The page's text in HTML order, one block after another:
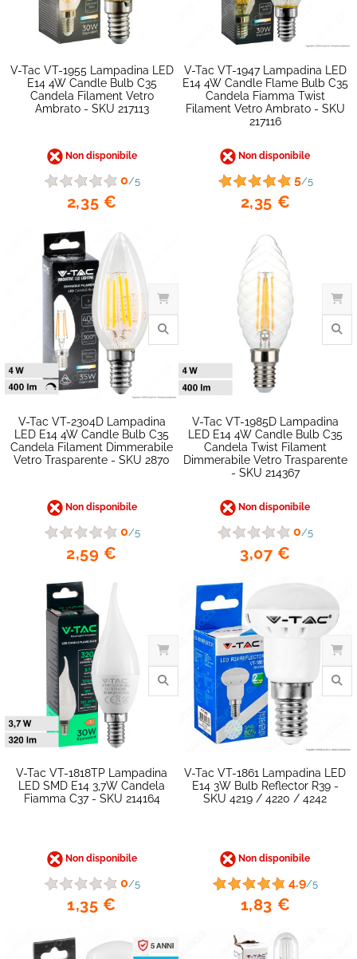
favorite_border
V-Tac VT-1955 Lampadina LED
E14 4W Candle Bulb C35
Candela Filament Vetro
Ambrato - SKU 217113
Non disponibile
0/5
2,35 €
V-Tac VT-1947 Lampadina LED
E14 4W Candle Flame Bulb C35
Candela Fiamma Twist
Filament Vetro Ambrato - SKU
217116
Non disponibile
5/5
2,35 €
V-Tac VT-2304D Lampadina
LED E14 4W Candle Bulb C35
Candela Filament Dimmerabile
Vetro Trasparente - SKU 2870
Non disponibile
0/5
2,59 €
V-Tac VT-1985D Lampadina
LED E14 4W Candle Bulb C35
Candela Twist Filament
Dimmerabile Vetro Trasparente
- SKU 214367
Non disponibile
0/5
3,07 €
V-Tac VT-1818TP Lampadina
LED SMD E14 3,7W Candela
Fiamma C37 - SKU 214164
Non disponibile
0/5
1,35 €
V-Tac VT-1861 Lampadina LED
E14 3W Bulb Reflector R39 -
SKU 4219 / 4220 / 4242
Non disponibile
4.9/5
1,83 €